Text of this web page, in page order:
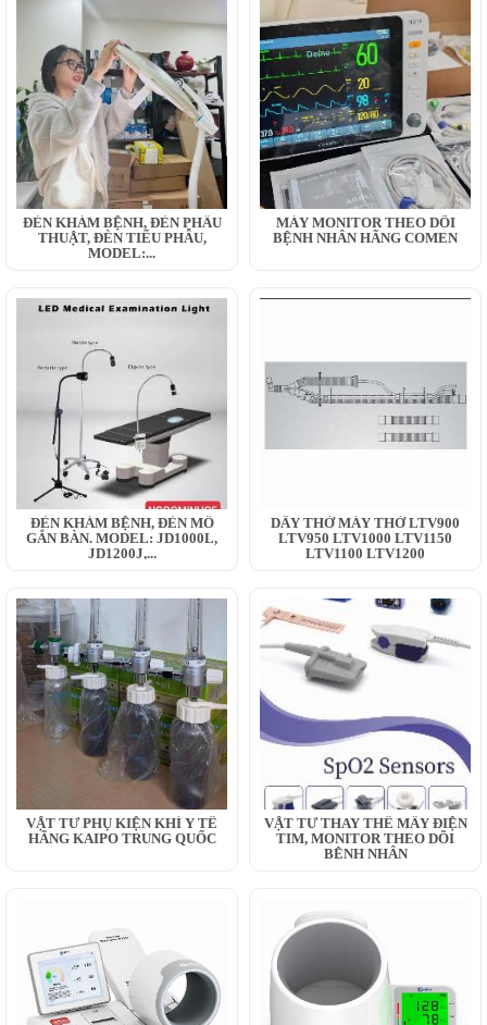
ĐÈN KHÁM BỆNH, ĐÈN PHẪU
THUẬT, ĐÈN TIỂU PHẪU,
MODEL:...
MÁY MONITOR THEO DÕI
BỆNH NHÂN HÃNG COMEN
ĐÈN KHÁM BỆNH, ĐÈN MỔ
GẮN BÀN. MODEL: JD1000L,
JD1200J,...
DÂY THỞ MÁY THỞ LTV900
LTV950 LTV1000 LTV1150
LTV1100 LTV1200
VẬT TƯ PHỤ KIỆN KHÍ Y TẾ
HÃNG KAIPO TRUNG QUỐC
VẬT TƯ THAY THẾ MÂY ĐIỆN
TIM, MONITOR THEO DÕI
BỆNH NHÂN